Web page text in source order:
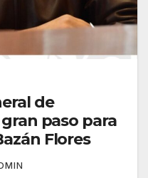
de
paso para
Flores